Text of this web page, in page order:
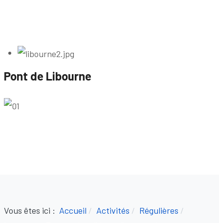
Pont de Libourne
Vous êtes ici : Accueil Activités
Régulières